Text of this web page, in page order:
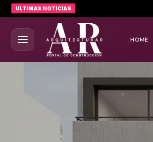
ULTIMAS NOTICIAS
HOME